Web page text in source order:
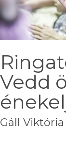
Vedd
Gáll